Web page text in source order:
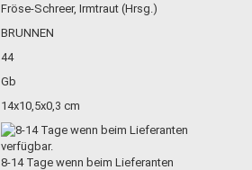
Fröse-Schreer, Irmtraut (Hrsg.)
BRUNNEN
44
Gb
14x10,5x0,3 cm
8-14 Tage wenn beim Lieferanten